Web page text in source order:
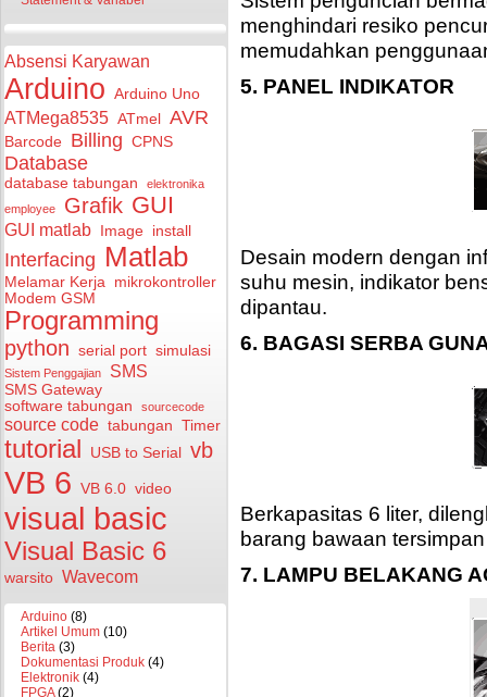
Absensi Karyawan
Arduino Arduino Uno
ATMega8535 ATmel AVR
Barcode Billing CPNS
Database
database tabungan
elektronika
employee
Grafik GUI
GUI matlab Image install
Interfacing Matlab
Melamar Kerja mikrokontroller
Modem GSM
Programming
python serial port simulasi
Sistem Penggajian SMS
SMS Gateway
software tabungan
sourcecode
source code tabungan Timer
tutorial USB to Serial vb
VB 6 VB 6.0 video
visual basic
Visual Basic 6
warsito Wavecom
Arduino (8)
Artikel Umum (10)
Berita (3)
Dokumentasi Produk (4)
Elektronik (4)
FPGA(2)
menghindari resiko
memudahkan
5. PANEL INDIKATOR
Desain modern dengan
suhu mesin, indikator
dipantau.
6. BAGASI SERBA
Berkapasitas 6 liter,
barang bawaan
7. LAMPU BELAKANG